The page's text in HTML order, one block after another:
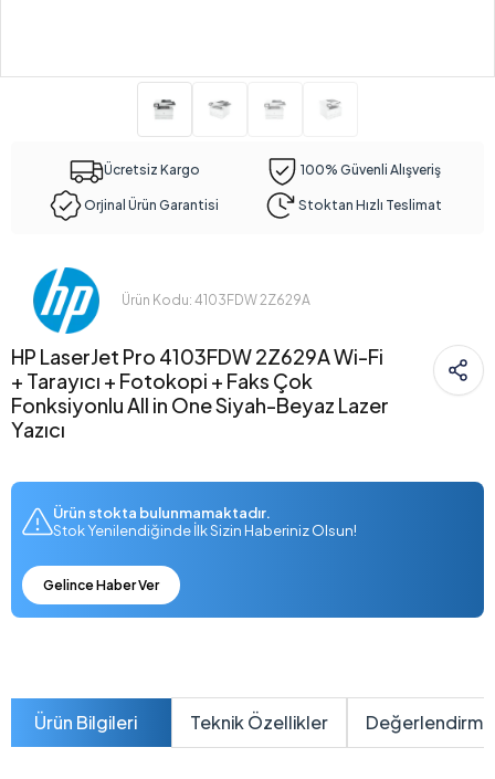
Ücretsiz Kargo 100% Güvenli Alışveriş
Orjinal Ürün Garantisi Stoktan Hızlı Teslimat
Ürün Kodu: 4103FDW 2Z629A
HP LaserJet Pro 4103FDW 2Z629A Wi-Fi
+ Tarayıcı + Fotokopi + Faks Çok
Fonksiyonlu All in One Siyah-Beyaz Lazer
Yazıcı
Ürün stokta bulunmamaktadır.
Stok Yenilendiğinde İlk Sizin Haberiniz Olsun!
Gelince Haber Ver
Ürün Bilgileri Teknik Özellikler